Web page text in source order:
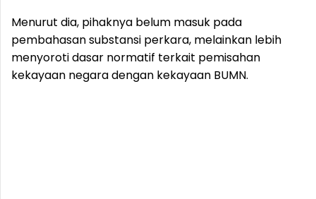
Menurut dia, pihaknya belum masuk pada
pembahasan substansi perkara, melainkan lebih
menyoroti dasar normatif terkait pemisahan
kekayaan negara dengan kekayaan BUMN.